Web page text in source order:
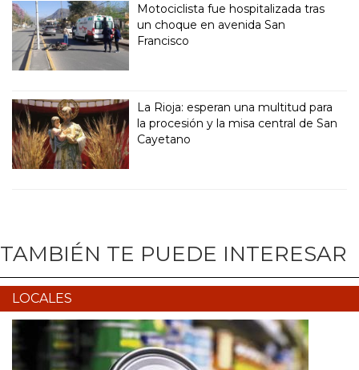
Motociclista fue hospitalizada tras
un choque en avenida San
Francisco
La Rioja: esperan una multitud para
la procesión y la misa central de San
Cayetano
TAMBIÉN TE PUEDE INTERESAR
LOCALES